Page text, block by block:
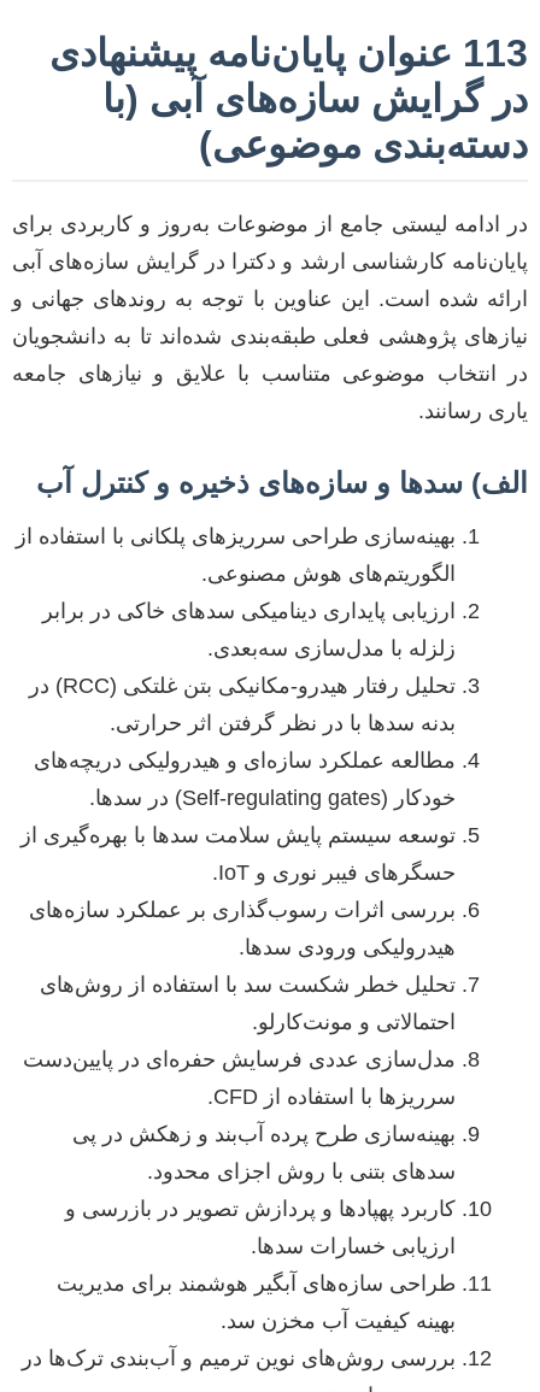
113 عنوان پایان‌نامه پیشنهادی
در گرایش سازه‌های آبی (با
دسته‌بندی موضوعی)
در ادامه لیستی جامع از موضوعات به‌روز و کاربردی برای
پایان‌نامه کارشناسی ارشد و دکترا در گرایش سازه‌های آبی
ارائه شده است. این عناوین با توجه به روندهای جهانی و
نیازهای پژوهشی فعلی طبقه‌بندی شده‌اند تا به دانشجویان
در انتخاب موضوعی متناسب با علایق و نیازهای جامعه
یاری رسانند.
الف) سدها و سازه‌های ذخیره و کنترل آب
بهینه‌سازی طراحی سرریزهای پلکانی با استفاده از
الگوریتم‌های هوش مصنوعی.
ارزیابی پایداری دینامیکی سدهای خاکی در برابر
زلزله با مدل‌سازی سه‌بعدی.
تحلیل رفتار هیدرو-مکانیکی بتن غلتکی (RCC) در
بدنه سدها با در نظر گرفتن اثر حرارتی.
مطالعه عملکرد سازه‌ای و هیدرولیکی دریچه‌های
خودکار (Self-regulating gates) در سدها.
توسعه سیستم پایش سلامت سدها با بهره‌گیری از
حسگرهای فیبر نوری و IoT.
بررسی اثرات رسوب‌گذاری بر عملکرد سازه‌های
هیدرولیکی ورودی سدها.
تحلیل خطر شکست سد با استفاده از روش‌های
احتمالاتی و مونت‌کارلو.
مدل‌سازی عددی فرسایش حفره‌ای در پایین‌دست
سرریزها با استفاده از CFD.
بهینه‌سازی طرح پرده آب‌بند و زهکش در پی
سدهای بتنی با روش اجزای محدود.
کاربرد پهپادها و پردازش تصویر در بازرسی و
ارزیابی خسارات سدها.
طراحی سازه‌های آبگیر هوشمند برای مدیریت
بهینه کیفیت آب مخزن سد.
بررسی روش‌های نوین ترمیم و آب‌بندی ترک‌ها در